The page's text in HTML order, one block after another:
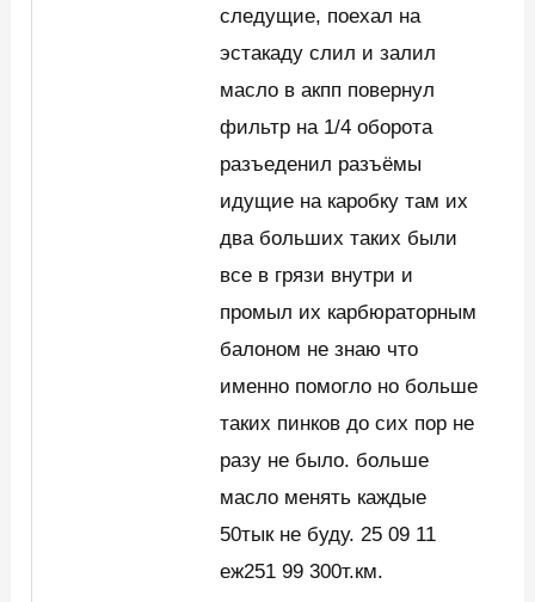
следущие, поехал на
эстакаду слил и залил
масло в акпп повернул
фильтр на 1/4 оборота
разъеденил разъёмы
идущие на каробку там их
два больших таких были
все в грязи внутри и
промыл их карбюраторным
балоном не знаю что
именно помогло но больше
таких пинков до сих пор не
разу не было. больше
масло менять каждые
50тык не буду. 25 09 11
еж251 99 300т.км.